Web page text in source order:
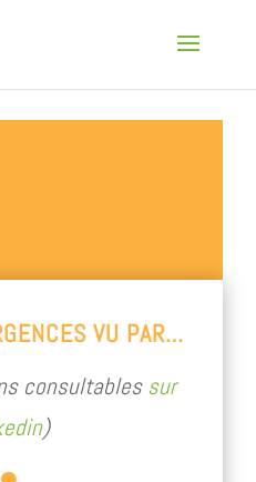
VU PAR…
consultables sur
)